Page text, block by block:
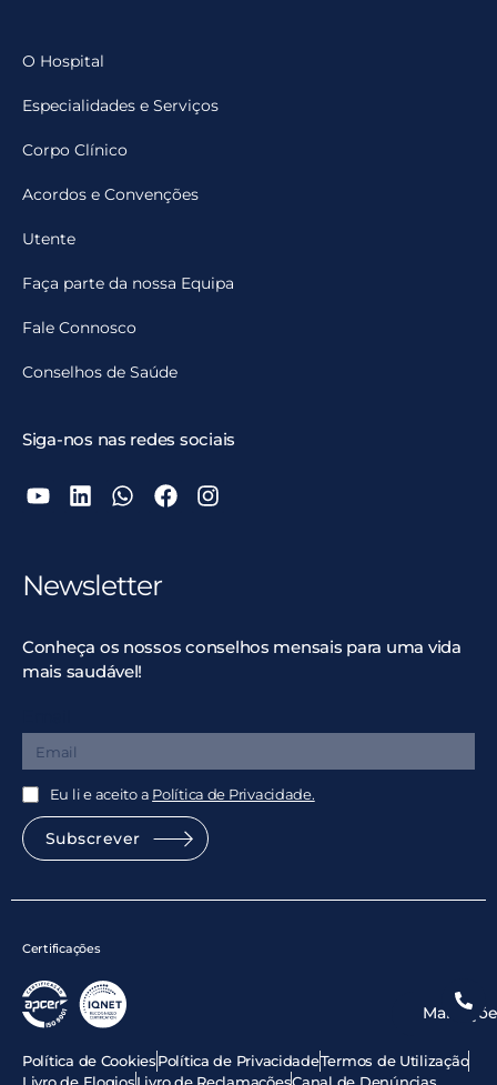
O Hospital
Especialidades e Serviços
Corpo Clínico
Acordos e Convenções
Utente
Faça parte da nossa Equipa
Fale Connosco
Conselhos de Saúde
Siga-nos nas redes sociais
Newsletter
Conheça os nossos conselhos mensais para uma vida
mais saudável!
Eu li e aceito a Política de Privacidade.
Subscrever
Certificações
Política de CookiesPolítica de PrivacidadeTermos de Utilização
Livro de ElogiosLivro de ReclamaçõesCanal de Denúncias